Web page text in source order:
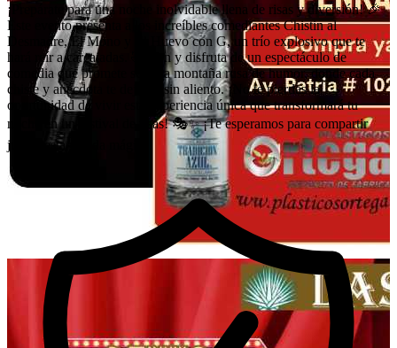
¡Prepárate para una noche inolvidable llena de risas y diversión! 🎉
Este evento presenta a los increíbles comediantes Chistin al
Desmadre, El Mono y El Huevo con G, un trío explosivo que te
hará reír a carcajadas. 🤣 Ven y disfruta de un espectáculo de
comedia que promete ser una montaña rusa de humor, donde cada
chiste y anécdota te dejarán sin aliento. ¡No te pierdas la
oportunidad de vivir esta experiencia única que transformará tu
noche en un festival de risas! 🎭✨ ¡Te esperamos para compartir
juntos esta velada mágica!